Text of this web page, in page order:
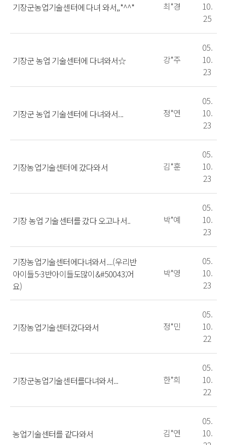
기장군농업기술센터에 다녀 와서,,*^^* 최*경
10.
25
기장군 농업 기술센터에 다녀와서☆ 강*주
05.
10.
23
기장군 농업 기술센터에 다녀와서... 정*연
05.
10.
23
기장농업기술센터에 갔다와서 김*훈
05.
10.
23
기장 농업 기술센터를 갔다 오고나서.. 박*예
05.
10.
23
기장농업기술센터에다녀와서....(우리반
아이들5-3반아이들도많이&#50043;어
요)
박*영
05.
10.
23
기장농업기술센터갔다와서 정*민
05.
10.
22
기장군농업기술센터를다녀와서... 한*희
05.
10.
22
농업기술센터를 같다와서 김*연
05.
10.